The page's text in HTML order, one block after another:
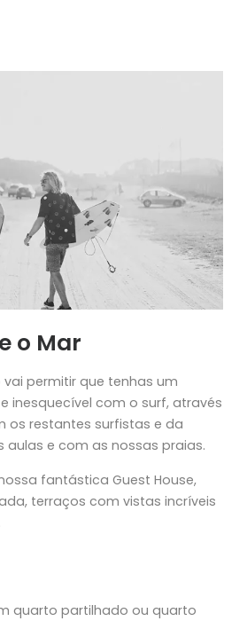
o Mar
permitir que tenhas um
inesquecível com o surf, através
os restantes surfistas e da
aulas e com as nossas praias.
fantástica Guest House,
terraços com vistas incríveis
quarto partilhado ou quarto